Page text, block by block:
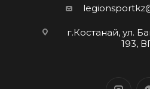
г.Костанай, ул.
193,